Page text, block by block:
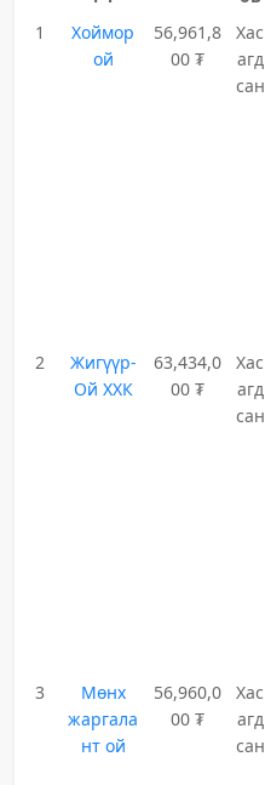
1
Хоймор
ой
56,961,8
00 ₮
Хас
агд
сан
2
Жигүүр-
Ой ХХК
63,434,0
00 ₮
Хас
агд
сан
3
Мөнх
жаргала
нт ой
56,960,0
00 ₮
Хас
агд
сан